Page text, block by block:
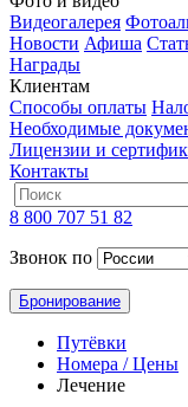
Видеогалерея
Новости Афиша
Награды
Клиентам
Способы оплаты
Необходимые
Лицензии и
Контакты
8 800 707 51 82
Звонок по
Бронирование
Путёвки
Номера / Цены
Лечение